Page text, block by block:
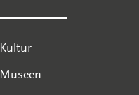
Kultur
Museen